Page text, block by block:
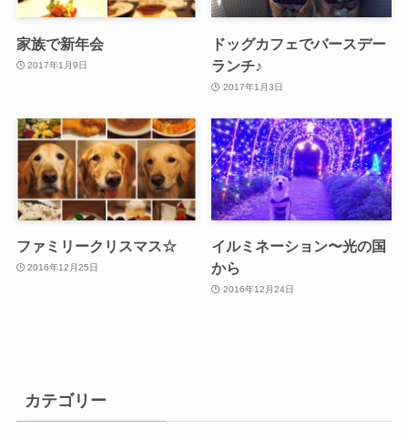
家族で新年会
2017年1月9日
ドッグカフェでバースデー
ランチ♪
2017年1月3日
ファミリークリスマス☆
2016年12月25日
イルミネーション〜光の国
から
2016年12月24日
カテゴリー